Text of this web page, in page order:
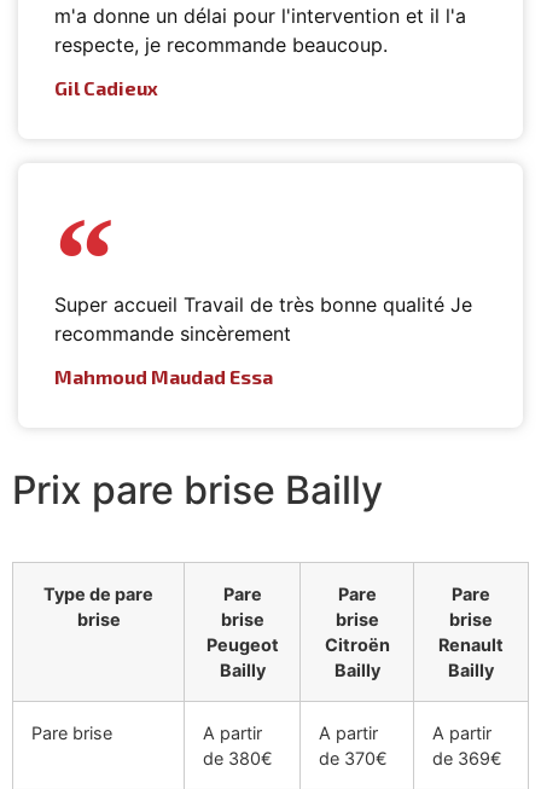
m'a donne un délai pour l'intervention et il l'a
respecte, je recommande beaucoup.
Gil Cadieux
Super accueil Travail de très bonne qualité Je
recommande sincèrement
Mahmoud Maudad Essa
Prix pare brise Bailly
Type de pare
brise
Pare
brise
Peugeot
Bailly
Pare
brise
Citroën
Bailly
Pare
brise
Renault
Bailly
Pare brise
A partir
de 380€
A partir
de 370€
A partir
de 369€